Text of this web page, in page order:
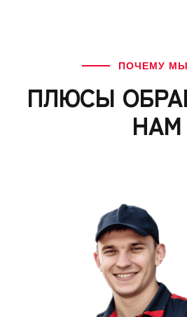
ПОЧЕМУ
ПЛЮСЫ
НАМ